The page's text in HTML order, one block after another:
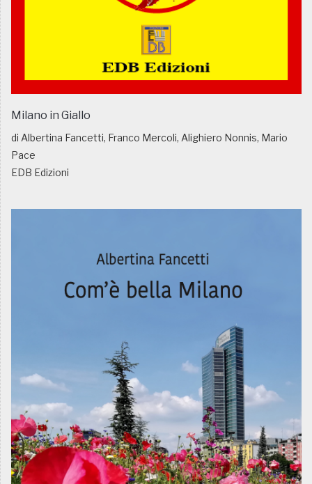
Milano in Giallo
di Albertina Fancetti, Franco Mercoli, Alighiero Nonnis, Mario
Pace
EDB Edizioni